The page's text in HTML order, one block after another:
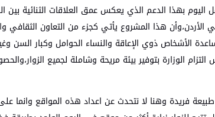
بهذا الدعم الذي يعكس عمق العلاقات الثنائية بين
هذا المشروع يأتي كجزء من التعاون الثقافي
الأشخاص ذوي الإعاقة والنساء الحوامل وكبار السن
الوزارة بتوفير بيئة مريحة وشاملة لجميع
فريدة وهنا لا نتحدث عن اعداد هذه المواقع وانما